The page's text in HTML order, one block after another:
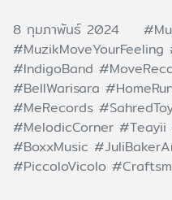
8 กุมภาพันธ์ 2024
#MuzikMoveYourFeeling
#IndigoBand
#BellWarisara
#MeRecords
#MelodicCorner #Teayii
#BoxxMusic
#PiccoloVicolo